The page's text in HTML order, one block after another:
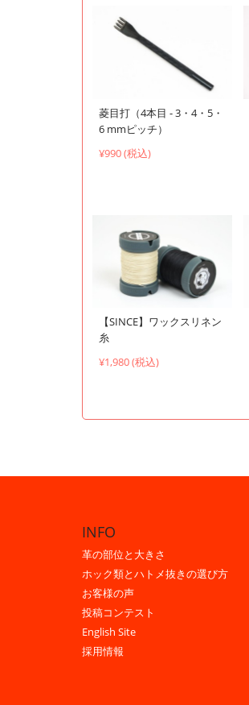
菱目打（4本目 - 3・4・5・
6 mmピッチ）
¥990 (税込)
【SINCE】ワックスリネン
糸
¥1,980 (税込)
INFO
革の部位と大きさ
ホック類とハトメ抜きの選び方
お客様の声
投稿コンテスト
English Site
採用情報